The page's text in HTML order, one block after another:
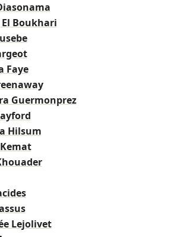
Boukhari
Faye
Guermonprez
Hilsum
Lejolivet